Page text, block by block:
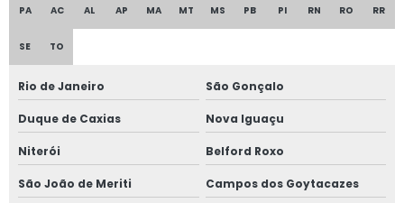
Contabilidade imposto de renda
Contabilidade para arquitetos
Contabilidade para autônomos
Contabilidade para barbearia
Contabilidade para bares e restaurantes
PA AC AL AP MA MT MS PB PI RN RO RR
SE TO
Rio de Janeiro São Gonçalo
Duque de Caxias Nova Iguaçu
Niterói Belford Roxo
São João de Meriti Campos dos Goytacazes